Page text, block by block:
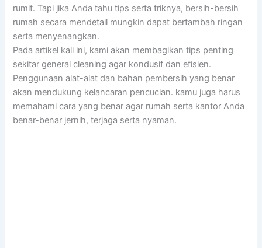
rumit. Tapi jika Anda tahu tips serta triknya, bersih-bersih
rumah secara mendetail mungkin dapat bertambah ringan
serta menyenangkan.
Pada artikel kali ini, kami akan membagikan tips penting
sekitar general cleaning agar kondusif dan efisien.
Penggunaan alat-alat dan bahan pembersih yang benar
akan mendukung kelancaran pencucian. kamu juga harus
memahami cara yang benar agar rumah serta kantor Anda
benar-benar jernih, terjaga serta nyaman.